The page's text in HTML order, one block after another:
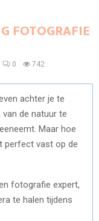
FOTOGRAFIE
0 742
achter je te
de natuur te
Maar hoe
perfect vast op de
fotografie expert,
te halen tijdens